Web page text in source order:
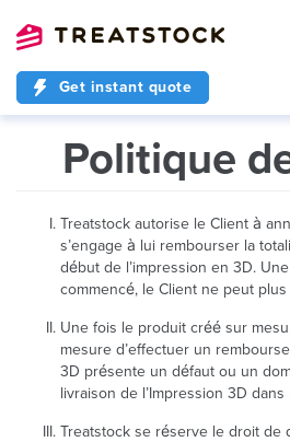
Get instant quote
Politique
Treatstock autorise le Client à
s’engage à lui rembourser la
début de l’impression en 3D.
commencé, le Client ne peut
Une fois le produit créé sur
mesure d’effectuer un
3D présente un défaut ou un
livraison de l’Impression 3D
Treatstock se réserve le droit de